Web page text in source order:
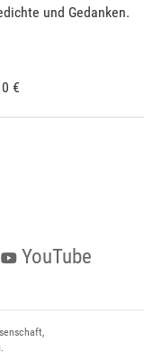
und Gedanken.
€
YouTube